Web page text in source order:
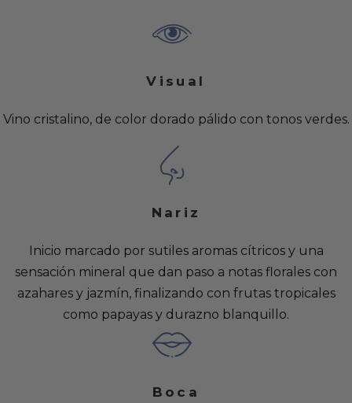
Visual
Vino cristalino, de color dorado pálido con tonos verdes.
Nariz
Inicio marcado por sutiles aromas cítricos y una
sensación mineral que dan paso a notas florales con
azahares y jazmín, finalizando con frutas tropicales
como papayas y durazno blanquillo.
Boca